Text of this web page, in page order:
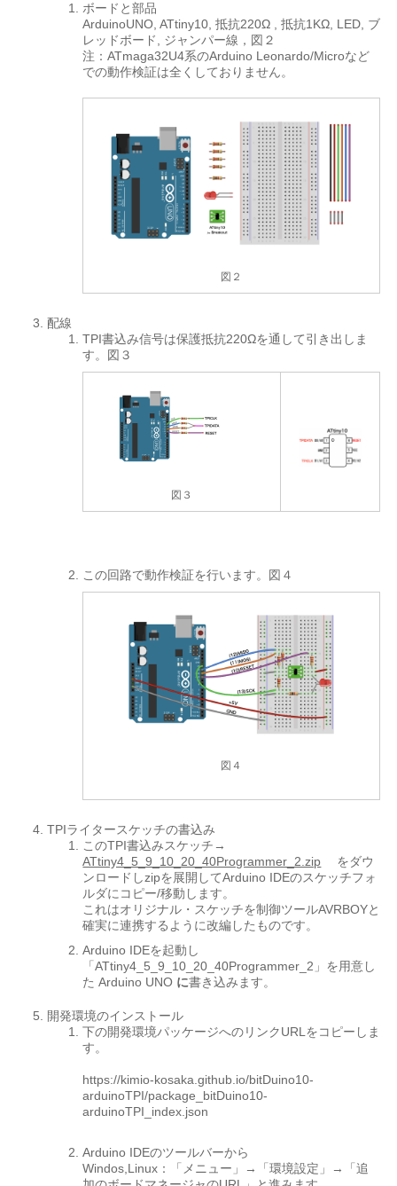
ボードと部品
ArduinoUNO, ATtiny10, 抵抗220Ω , 抵抗1KΩ, LED, ブ
レッドボード, ジャンパー線，図２
注：ATmaga32U4系のArduino Leonardo/Microなど
での動作検証は全くしておりません。
図２
配線
TPI書込み信号は保護抵抗220Ωを通して引き出しま
す。図３
図３
この回路で動作検証を行います。図４
図４
TPIライタースケッチの書込み
このTPI書込みスケッチ→
ATtiny4_5_9_10_20_40Programmer_2.zip をダウ
ンロードしzipを展開してArduino IDEのスケッチフォ
ルダにコピー/移動します。
これはオリジナル・スケッチを制御ツールAVRBOYと
確実に連携するように改編したものです。
Arduino IDEを起動し
「ATtiny4_5_9_10_20_40Programmer_2」を用意し
た Arduino UNO に書き込みます。
開発環境のインストール
下の開発環境パッケージへのリンクURLをコピーしま
す。
https://kimio-kosaka.github.io/bitDuino10-
arduinoTPI/package_bitDuino10-
arduinoTPI_index.json
Arduino IDEのツールバーから
Windos,Linux：「メニュー」→「環境設定」→「追